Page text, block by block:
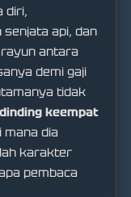
diri,
api, dan
antara
demi gaji
tidak
keempat
dia
karakter
pembaca